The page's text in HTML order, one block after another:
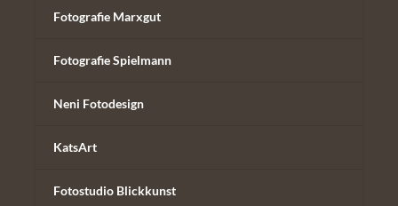
Fotografie Marxgut
Fotografie Spielmann
Neni Fotodesign
KatsArt
Fotostudio Blickkunst